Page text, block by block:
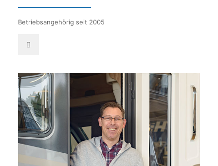
Betriebsangehörig seit 2005